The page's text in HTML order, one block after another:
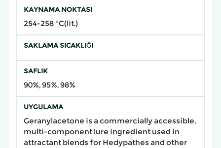
KAYNAMA NOKTASI
254-258 °C(lit.)
SAKLAMA SICAKLIĞI
SAFLIK
90%, 95%, 98%
UYGULAMA
Geranylacetone is a commercially accessible,
multi-component lure ingredient used in
attractant blends for Hedypathes and other